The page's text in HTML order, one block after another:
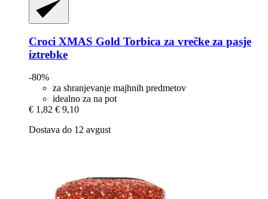
Croci XMAS Gold Torbica za vrečke za pasje
iztrebke
-80%
za shranjevanje majhnih predmetov
idealno za na pot
€ 1,82 € 9,10
Dostava do 12 avgust